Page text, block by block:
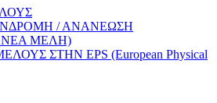
/ ΑΝΑΝΕΩΣΗ
ΝΕΑ ΜΕΛΗ)
ΣΤΗΝ EPS (European Physical